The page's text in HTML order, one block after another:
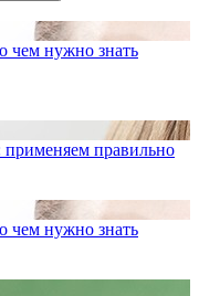
чем нужно знать
правильно
чем нужно знать